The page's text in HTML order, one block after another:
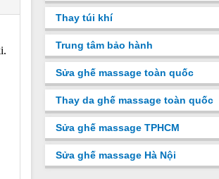
Thay túi khí
Trung tâm bảo hành
Sửa ghế massage toàn quốc
Thay da ghế massage toàn quốc
Sửa ghế massage TPHCM
Sửa ghế massage Hà Nội